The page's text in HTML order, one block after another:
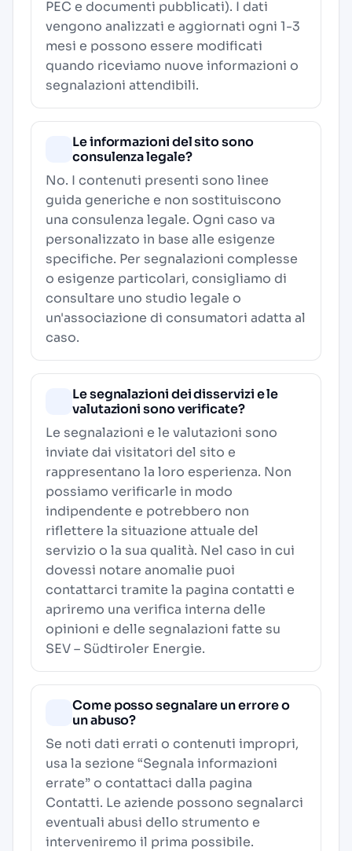
PEC e documenti pubblicati). I dati
vengono analizzati e aggiornati ogni 1-3
mesi e possono essere modificati
quando riceviamo nuove informazioni o
segnalazioni attendibili.
Le informazioni del sito sono
consulenza legale?
No. I contenuti presenti sono linee
guida generiche e non sostituiscono
una consulenza legale. Ogni caso va
personalizzato in base alle esigenze
specifiche. Per segnalazioni complesse
o esigenze particolari, consigliamo di
consultare uno studio legale o
un'associazione di consumatori adatta al
caso.
Le segnalazioni dei disservizi e le
valutazioni sono verificate?
Le segnalazioni e le valutazioni sono
inviate dai visitatori del sito e
rappresentano la loro esperienza. Non
possiamo verificarle in modo
indipendente e potrebbero non
riflettere la situazione attuale del
servizio o la sua qualità. Nel caso in cui
dovessi notare anomalie puoi
contattarci tramite la pagina contatti e
apriremo una verifica interna delle
opinioni e delle segnalazioni fatte su
SEV – Südtiroler Energie.
Come posso segnalare un errore o
un abuso?
Se noti dati errati o contenuti impropri,
usa la sezione “Segnala informazioni
errate” o contattaci dalla pagina
Contatti. Le aziende possono segnalarci
eventuali abusi dello strumento e
interveniremo il prima possibile.